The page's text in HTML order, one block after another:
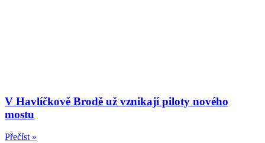
V Havlíčkově Brodě už vznikají piloty nového
mostu
Přečíst »